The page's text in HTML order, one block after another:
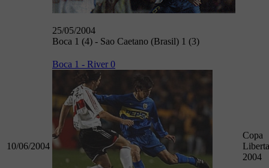
25/05/2004
Boca 1 (4) - Sao Caetano (Brasil) 1 (3)
10/06/2004
Boca 1 - River 0
Copa
2004